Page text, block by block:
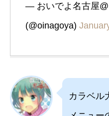
— おいでよ名古屋
(@oinagoya)
カラベル